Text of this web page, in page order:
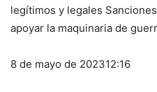
legítimos y legales
apoyar la maquinaria de
8 de mayo de 202312:16